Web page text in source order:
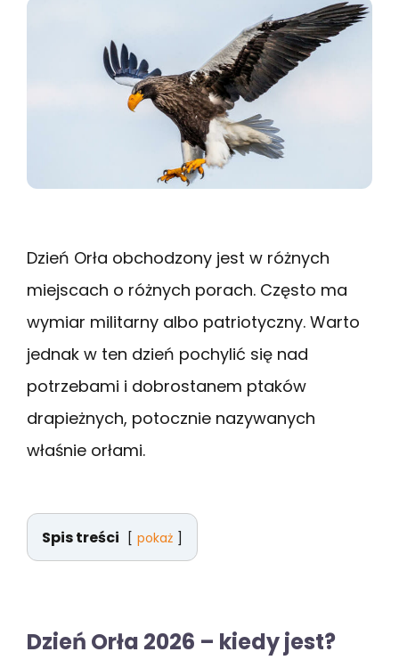
Dzień Orła obchodzony jest w różnych
miejscach o różnych porach. Często ma
wymiar militarny albo patriotyczny. Warto
jednak w ten dzień pochylić się nad
potrzebami i dobrostanem ptaków
drapieżnych, potocznie nazywanych
właśnie orłami.
Spis treści pokaż
Dzień Orła 2026 – kiedy jest?